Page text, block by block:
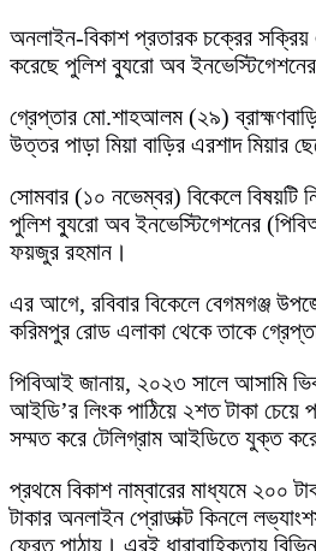
অনলাইন-বিকাশ প্রতারক চক্রের
করেছে পুলিশ ব্যুরো অব
গ্রেপ্তার মো.শাহআলম (২৯)
উত্তর পাড়া মিয়া বাড়ির এরশাদ মিয়ার
সোমবার (১০ নভেম্বর) বিকেলে বিষয়টি
পুলিশ ব্যুরো অব ইনভেস্টিগেশনের
ফয়জুর রহমান।
এর আগে, রবিবার বিকেলে বেগমগঞ্জ
করিমপুর রোড এলাকা থেকে তাকে
পিবিআই জানায়, ২০২৩ সালে আসামি
আইডি’র লিংক পাঠিয়ে ২শত টাকা চেয়ে
সম্মত করে টেলিগ্রাম আইডিতে যুক্ত
প্রথমে বিকাশ নাম্বারের মাধ্যমে ২০০
টাকার অনলাইন প্রোডাক্ট কিনলে
ফেরত পাঠায়। এরই ধারাবাহিকতায়